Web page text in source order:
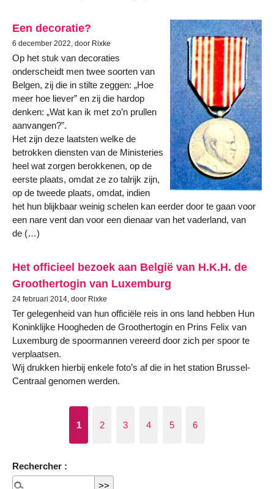
Een decoratie?
6 december 2022, door Rixke
Op het stuk van decoraties
onderscheidt men twee soorten van
Belgen, zij die in stilte zeggen: „Hoe
meer hoe liever” en zij die hardop
denken: „Wat kan ik met zo’n prullen
aanvangen?”.
Het zijn deze laatsten welke de
betrokken diensten van de Ministeries
heel wat zorgen berokkenen, op de
eerste plaats, omdat ze zo talrijk zijn,
op de tweede plaats, omdat, indien
het hun blijkbaar weinig schelen kan eerder door te gaan voor
een nare vent dan voor een dienaar van het vaderland, van
de (…)
Het officieel bezoek aan België van H.K.H. de
Groothertogin van Luxemburg
24 februari 2014, door Rixke
Ter gelegenheid van hun officiële reis in ons land hebben Hun
Koninklijke Hoogheden de Groothertogin en Prins Felix van
Luxemburg de spoormannen vereerd door zich per spoor te
verplaatsen.
Wij drukken hierbij enkele foto’s af die in het station Brussel-
Centraal genomen werden.
1 2 3 4 5 6
Rechercher :